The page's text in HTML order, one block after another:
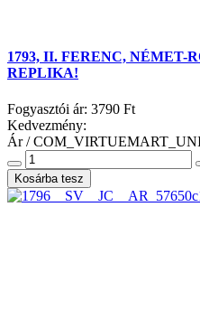
1793, II. FERENC, NÉMET-
REPLIKA!
Fogyasztói ár: 3790 Ft
Kedvezmény:
Ár /